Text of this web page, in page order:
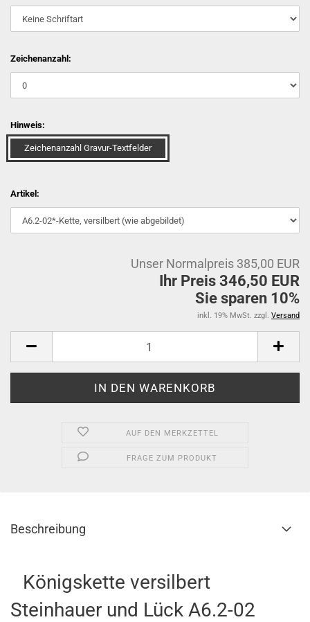
Zeichenanzahl:
Hinweis:
Zeichenanzahl Gravur-Textfelder
Artikel:
Unser Normalpreis 385,00 EUR
Ihr Preis 346,50 EUR
Sie sparen 10%
inkl. 19% MwSt. zzgl. Versand
AUF DEN MERKZETTEL
FRAGE ZUM PRODUKT
Beschreibung
Königskette versilbert
Steinhauer und Lück A6.2-02